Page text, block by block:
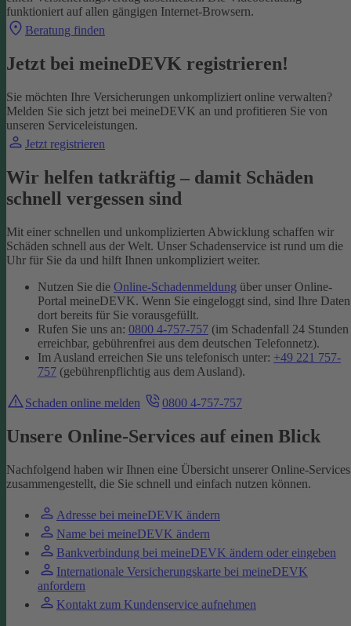
funktioniert auf allen gängigen Internet-Browsern.
Beratung finden
Jetzt bei meineDEVK registrieren!
Sie möchten Ihre Versicherungen unkompliziert online verwalten?
Melden Sie sich jetzt bei meineDEVK an und profitieren Sie von
unseren Serviceleistungen.
Jetzt registrieren
Wir helfen tatkräftig – damit Schäden
schnell vergessen sind
Mit einer schnellen und unkomplizierten Abwicklung schaffen wir
Schäden schnell aus der Welt. Unser Schadenservice ist rund um die
Uhr für Sie da und hilft Ihnen unkompliziert weiter.
Nutzen Sie die Online-Schadenmeldung über unser Online-
Portal meineDEVK. Wenn Sie eingeloggt sind, sind Ihre Daten
dort bereits für Sie vorausgefüllt.
Rufen Sie uns an: 0800 4-757-757 (im Schadenfall 24 Stunden
erreichbar, gebührenfrei aus dem deutschen Telefonnetz).
Im Ausland erreichen Sie uns telefonisch unter: +49 221 757-
757 (gebührenpflichtig aus dem Ausland).
Schaden online melden 0800 4-757-757
Unsere Online-Services auf einen Blick
Nachfolgend haben wir Ihnen eine Übersicht unserer Online-Services
zusammengestellt, die Sie schnell und einfach nutzen können.
Adresse bei meineDEVK ändern
Name bei meineDEVK ändern
Bankverbindung bei meineDEVK ändern oder eingeben
Internationale Versicherungskarte bei meineDEVK
anfordern
Kontakt zum Kundenservice aufnehmen